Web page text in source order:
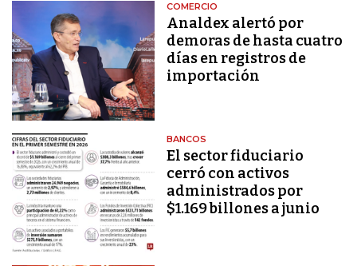
COMERCIO
Analdex alertó por
demoras de hasta cuatro
días en registros de
importación
BANCOS
El sector fiduciario
cerró con activos
administrados por
$1.169 billones a junio